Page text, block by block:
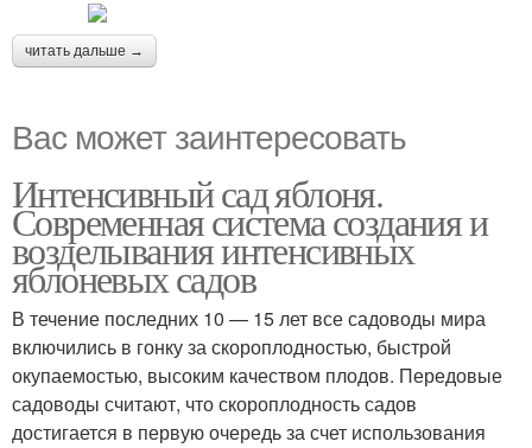
читать дальше →
Вас может заинтересовать
Интенсивный сад яблоня.
Современная система создания и
возделывания интенсивных
яблоневых садов
В течение последних 10 — 15 лет все садоводы мира
включились в гонку за скороплодностью, быстрой
окупаемостью, высоким качеством плодов. Передовые
садоводы считают, что скороплодность садов
достигается в первую очередь за счет использования